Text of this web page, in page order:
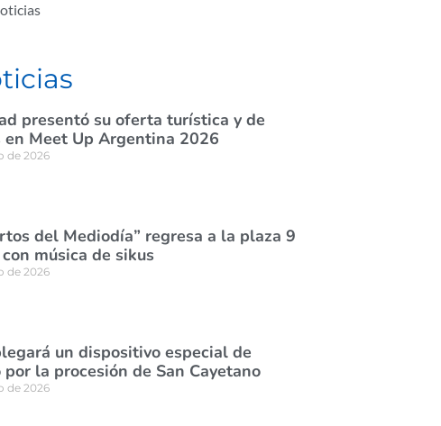
presentó su oferta turística y de
en Meet Up Argentina 2026
de 2026
del Mediodía” regresa a la plaza 9
música de sikus
de 2026
un dispositivo especial de
la procesión de San Cayetano
de 2026